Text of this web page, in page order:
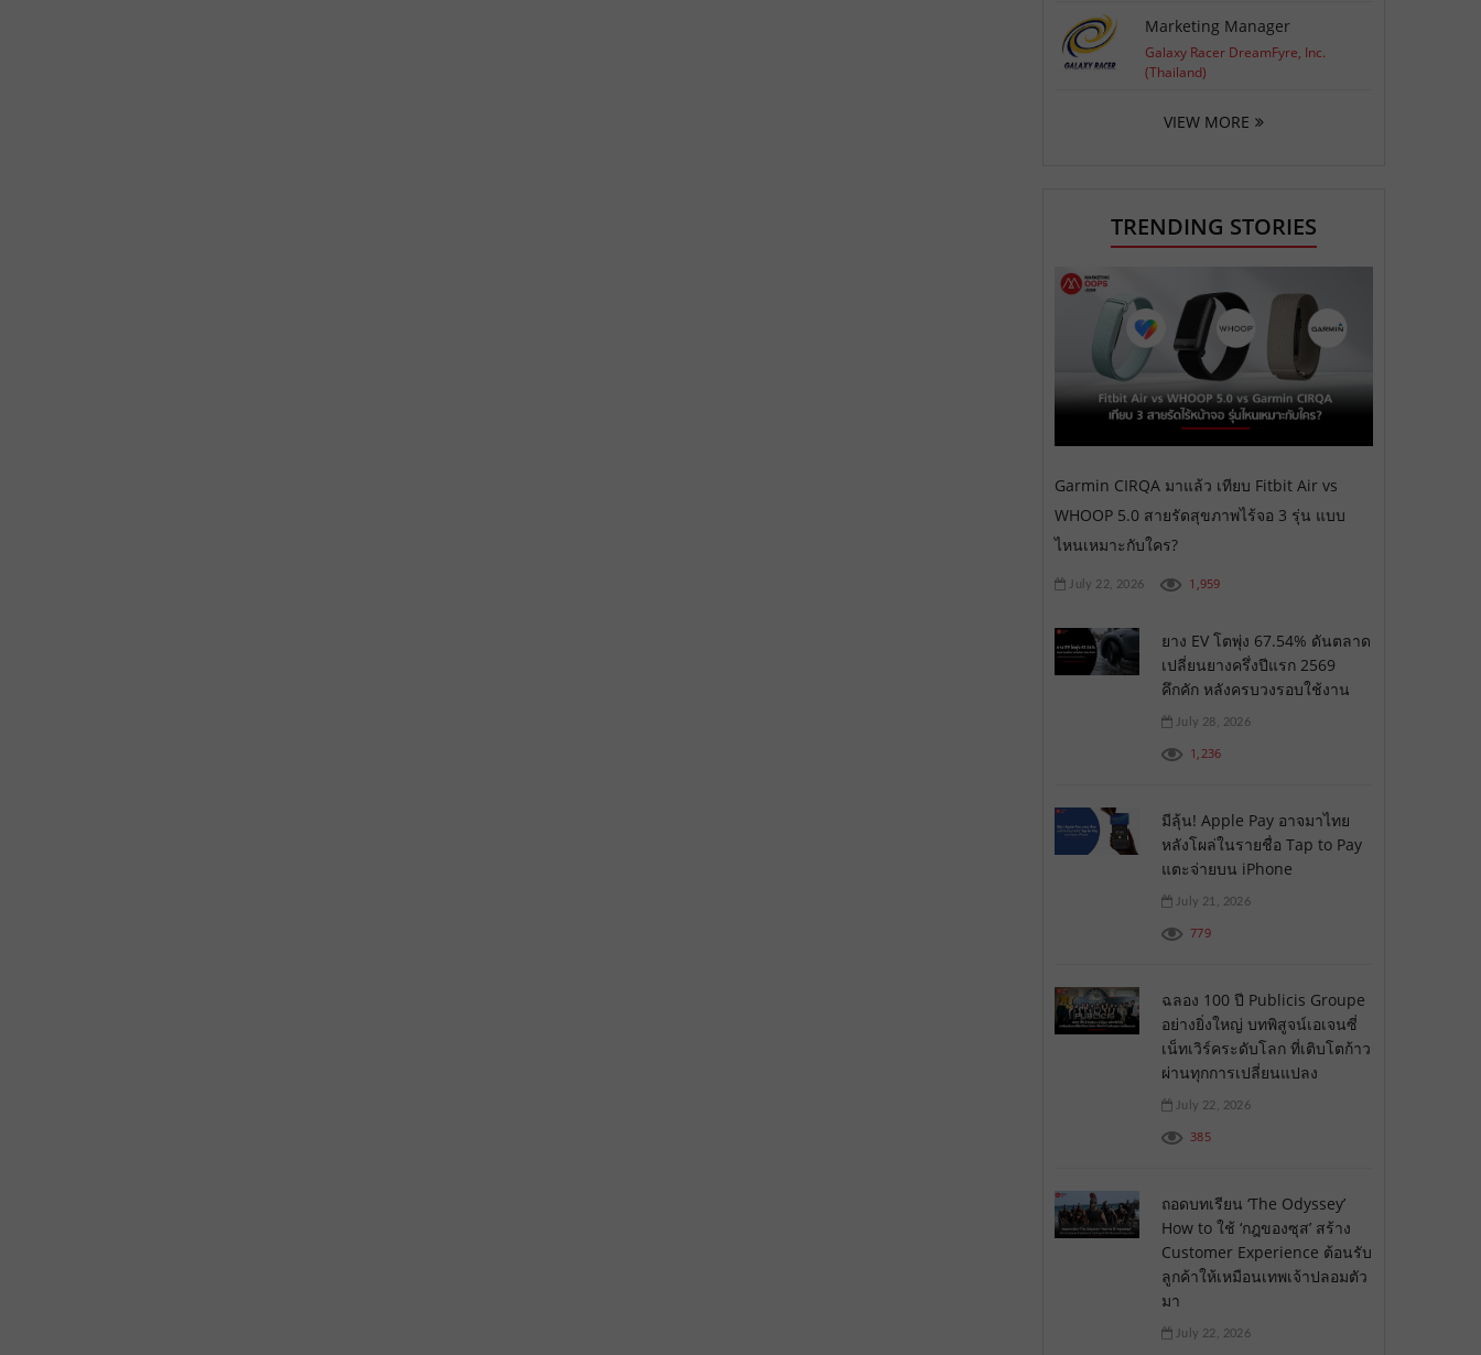
Marketing Manager
Galaxy Racer DreamFyre, Inc.
(Thailand)
VIEW MORE
TRENDING STORIES
Garmin CIRQA มาแล้ว เทียบ Fitbit Air vs
WHOOP 5.0 สายรัดสุขภาพไร้จอ 3 รุ่น แบบ
ไหนเหมาะกับใคร?
July 22, 2026 1,959
ยาง EV โตพุ่ง 67.54% ดันตลาด
เปลี่ยนยางครึ่งปีแรก 2569
คึกคัก หลังครบวงรอบใช้งาน
July 28, 2026
1,236
มีลุ้น! Apple Pay อาจมาไทย
หลังโผล่ในรายชื่อ Tap to Pay
แตะจ่ายบน iPhone
July 21, 2026
779
ฉลอง 100 ปี Publicis Groupe
อย่างยิ่งใหญ่ บทพิสูจน์เอเจนซี่
เน็ทเวิร์คระดับโลก ที่เติบโตก้าว
ผ่านทุกการเปลี่ยนแปลง
July 22, 2026
385
ถอดบทเรียน ‘The Odyssey’
How to ใช้ ‘กฎของซุส’ สร้าง
Customer Experience ต้อนรับ
ลูกค้าให้เหมือนเทพเจ้าปลอมตัว
มา
July 22, 2026